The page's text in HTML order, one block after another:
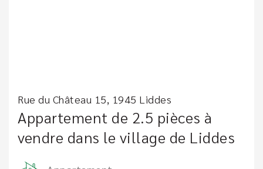
Rue du Château 15, 1945 Liddes
Appartement de 2.5 pièces à
vendre dans le village de Liddes